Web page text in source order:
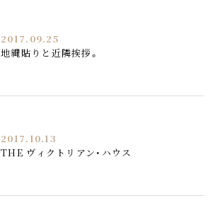
2017.09.25
地縄貼りと近隣挨拶。
2017.10.13
THE ヴィクトリアン・ハウス